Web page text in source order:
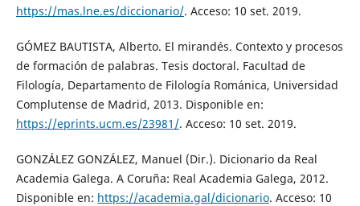
https://mas.lne.es/diccionario/. Acceso: 10 set. 2019.
GÓMEZ BAUTISTA, Alberto. El mirandés. Contexto y procesos
de formación de palabras. Tesis doctoral. Facultad de
Filología, Departamento de Filología Románica, Universidad
Complutense de Madrid, 2013. Disponible en:
https://eprints.ucm.es/23981/. Acceso: 10 set. 2019.
GONZÁLEZ GONZÁLEZ, Manuel (Dir.). Dicionario da Real
Academia Galega. A Coruña: Real Academia Galega, 2012.
Disponible en: https://academia.gal/dicionario. Acceso: 10